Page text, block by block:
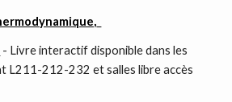
- Livre interactif disponible dans les
L211-212-232 et salles libre accès